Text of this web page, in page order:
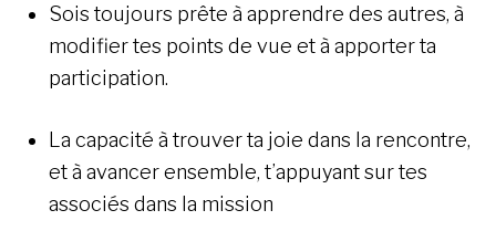
Sois toujours prête à apprendre des autres, à
modifier tes points de vue et à apporter ta
participation.
La capacité à trouver ta joie dans la rencontre,
et à avancer ensemble, t’appuyant sur tes
associés dans la mission